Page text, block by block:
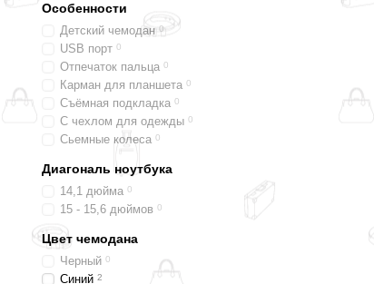
Особенности
Детский чемодан 0
USB порт 0
Отпечаток пальца 0
Карман для планшета 0
Съёмная подкладка 0
С чехлом для одежды 0
Сьемные колеса 0
Диагональ ноутбука
14,1 дюйма 0
15 - 15,6 дюймов 0
Цвет чемодана
Черный 0
Синий 2